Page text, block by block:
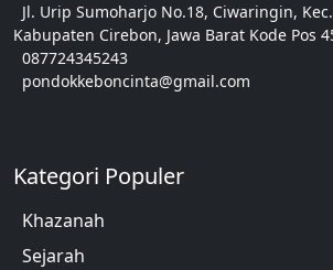
Jl. Urip Sumoharjo No.18, Ciwaringin,
Kabupaten Cirebon, Jawa Barat Kode Pos
087724345243
pondokkeboncinta@gmail.com
Kategori Populer
Khazanah
Sejarah